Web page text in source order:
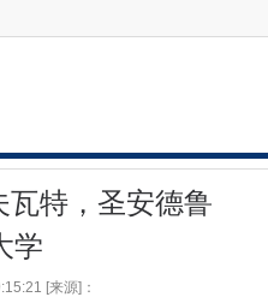
瓦特，圣安德鲁
学
[来源]：